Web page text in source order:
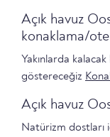
Açık havuz
konaklama/
Yakınlarda
göstereceğiz
Açık havuz
Natürizm dostları